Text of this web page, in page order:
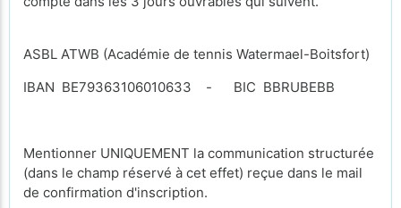
ASBL ATWB (Académie de tennis Watermael-Boitsfort)
IBAN BE79363106010633 - BIC BBRUBEBB
Mentionner UNIQUEMENT la communication structurée
(dans le champ réservé à cet effet) reçue dans le mail
de confirmation d'inscription.